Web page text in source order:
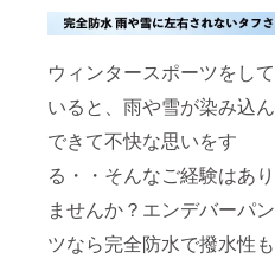
ウィンタースポーツをして
いると、雨や雪が染み込ん
できて不快な思いをす
る・・そんなご経験はあり
ませんか？エンデバーパン
ツなら完全防水で撥水性も